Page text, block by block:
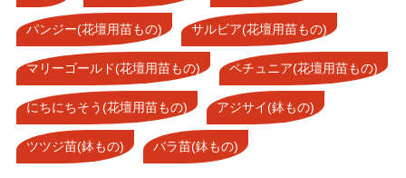
パンジー(花壇用苗もの) サルビア(花壇用苗もの)
マリーゴールド(花壇用苗もの) ペチュニア(花壇用苗もの)
にちにちそう(花壇用苗もの) アジサイ(鉢もの)
ツツジ苗(鉢もの) バラ苗(鉢もの)